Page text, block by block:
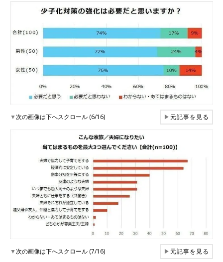
▼次の画像は下へスクロール (6/16) ▶元記事を見る
▼次の画像は下へスクロール (7/16) ▶元記事を見る